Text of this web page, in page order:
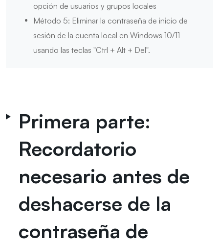
opción de usuarios y grupos locales
Método 5: Eliminar la contraseña de inicio de
sesión de la cuenta local en Windows 10/11
usando las teclas "Ctrl + Alt + Del".
Primera parte:
Recordatorio
necesario antes de
deshacerse de la
contraseña de